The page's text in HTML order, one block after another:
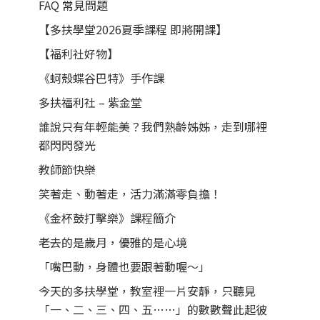
FAQ 常見問題
【多扶學堂2026夏季課程 即將開課】
【福利社好物】
《蚵殼蝶谷巴特》手作課
多扶福利社 – 紫金堂
誰說只有年輕能美？我們熟齡姊姊，走到哪裡
都閃閃發光
教師節快樂
笑著走、動著走，活力滿滿零負擔！
《金杯鼓打擊樂》課程簡介
老去的是歲月，優雅的是心境
「嘴巴動，身體也要跟著動喔～」
今天的多扶學堂，教室裡一片安靜，只聽見
「一、二、三、四、五……」的數數聲此起彼